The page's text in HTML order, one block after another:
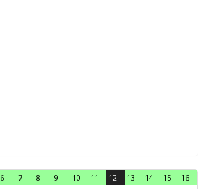
6 7 8 9 10 11 12 13 14 15
16